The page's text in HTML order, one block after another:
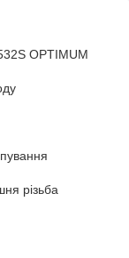
OPTIMUM
різьба